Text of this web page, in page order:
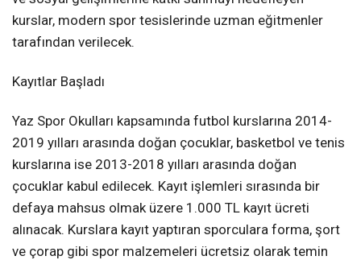
kurslar, modern spor tesislerinde uzman eğitmenler
tarafından verilecek.
Kayıtlar Başladı
Yaz Spor Okulları kapsamında futbol kurslarına 2014-
2019 yılları arasında doğan çocuklar, basketbol ve tenis
kurslarına ise 2013-2018 yılları arasında doğan
çocuklar kabul edilecek. Kayıt işlemleri sırasında bir
defaya mahsus olmak üzere 1.000 TL kayıt ücreti
alınacak. Kurslara kayıt yaptıran sporculara forma, şort
ve çorap gibi spor malzemeleri ücretsiz olarak temin